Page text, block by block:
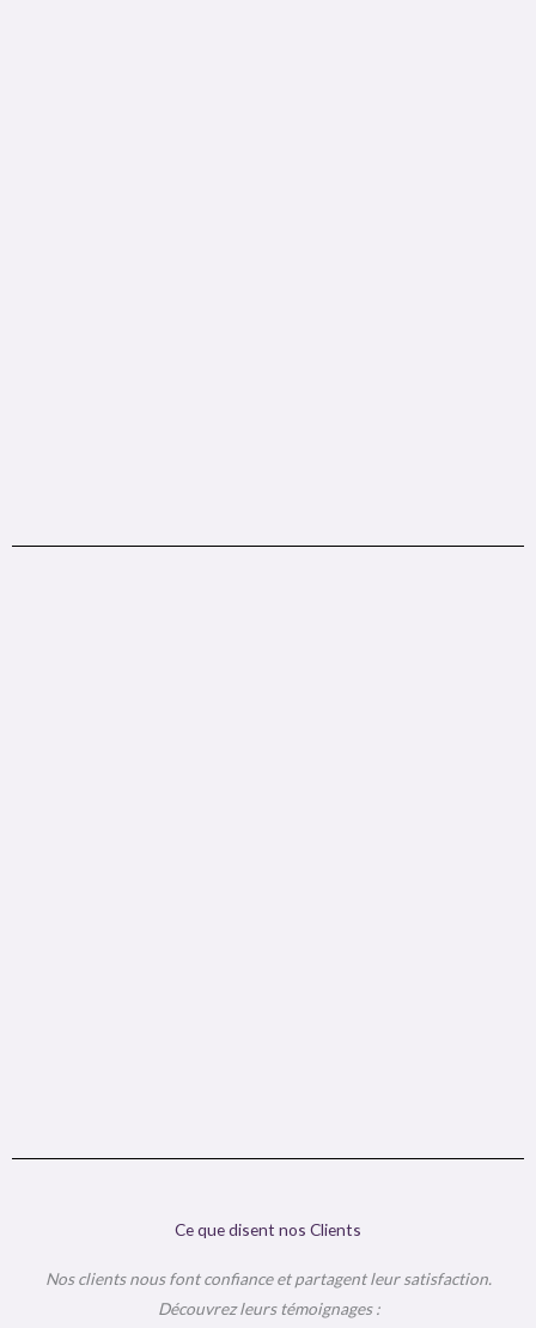
Ce que disent nos Clients
Nos clients nous font confiance et partagent leur satisfaction.
Découvrez leurs témoignages :